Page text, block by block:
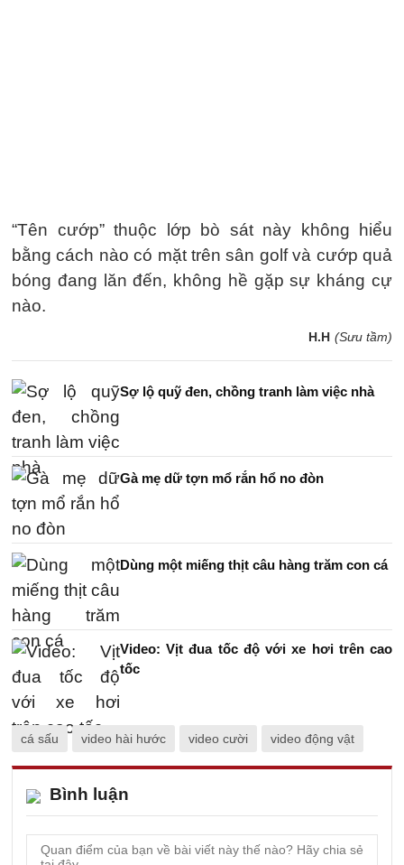
“Tên cướp” thuộc lớp bò sát này không hiểu
bằng cách nào có mặt trên sân golf và cướp quả
bóng đang lăn đến, không hề gặp sự kháng cự
nào.
H.H (Sưu tầm)
Sợ lộ quỹ đen, chồng tranh làm việc nhà
Gà mẹ dữ tợn mổ rắn hổ no đòn
Dùng một miếng thịt câu hàng trăm con cá
Video: Vịt đua tốc độ với xe hơi trên cao
tốc
cá sấu video hài hước video cười video động vật
Bình luận